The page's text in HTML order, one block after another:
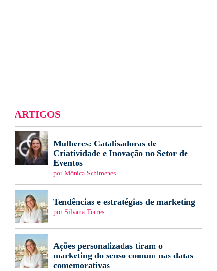
ARTIGOS
Mulheres: Catalisadoras de
Criatividade e Inovação no Setor de
Eventos
por Mônica Schimenes
Tendências e estratégias de marketing
por Silvana Torres
Ações personalizadas tiram o
marketing do senso comum nas datas
comemorativas